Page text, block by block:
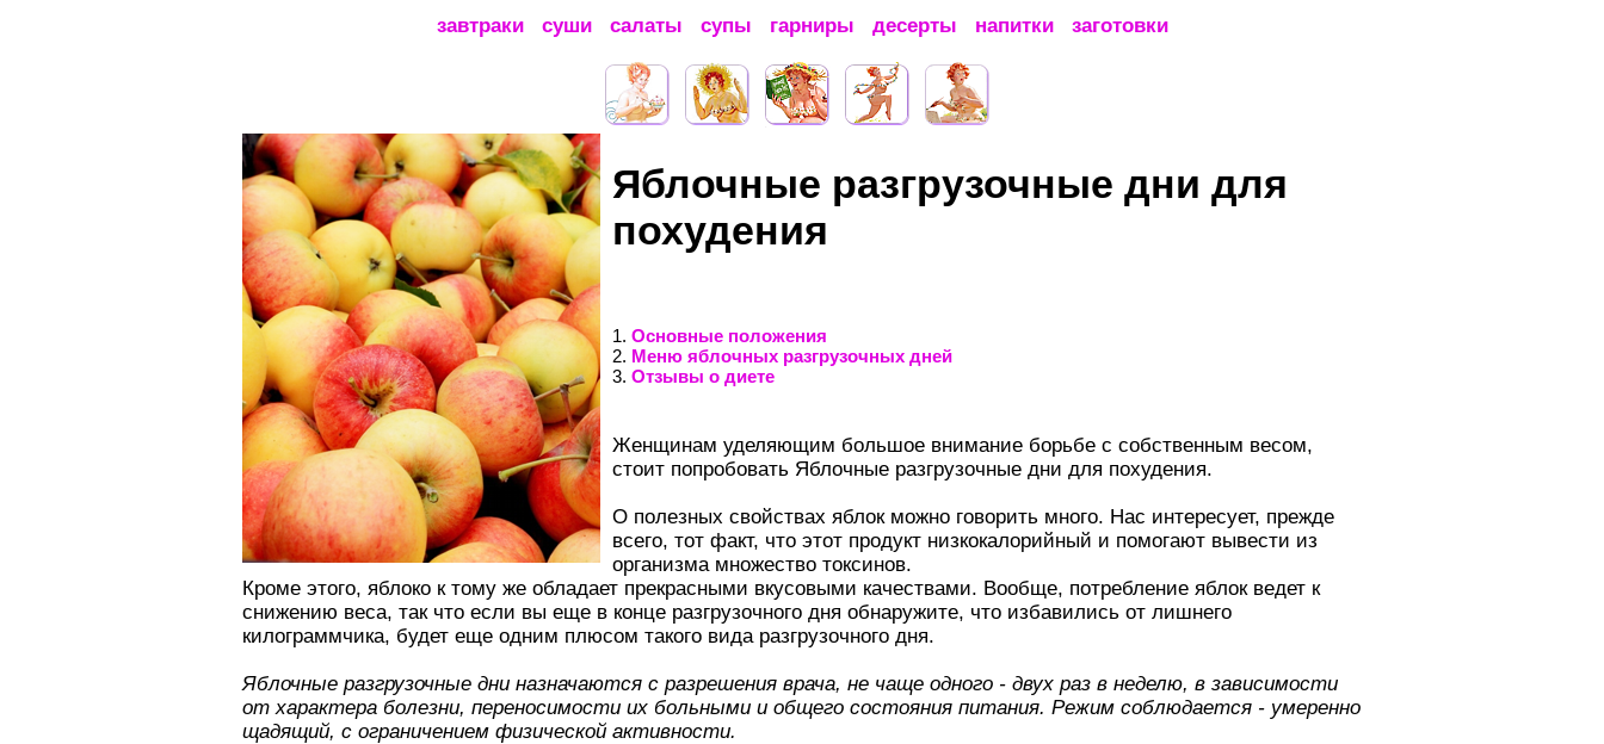
завтраки суши салаты супы гарниры десерты напитки заготовки
Яблочные разгрузочные дни для
похудения
1. Основные положения
2. Меню яблочных разгрузочных дней
3. Отзывы о диете
Женщинам уделяющим большое внимание борьбе с собственным весом,
стоит попробовать Яблочные разгрузочные дни для похудения.
О полезных свойствах яблок можно говорить много. Нас интересует, прежде
всего, тот факт, что этот продукт низкокалорийный и помогают вывести из
организма множество токсинов.
Кроме этого, яблоко к тому же обладает прекрасными вкусовыми качествами. Вообще, потребление яблок ведет к
снижению веса, так что если вы еще в конце разгрузочного дня обнаружите, что избавились от лишнего
килограммчика, будет еще одним плюсом такого вида разгрузочного дня.
Яблочные разгрузочные дни назначаются с разрешения врача, не чаще одного - двух раз в неделю, в зависимости
от xapaктepа болезни, переносимости их больными и общего состояния питания. Режим соблюдается - умеренно
щадящий, с ограничением физической активности.